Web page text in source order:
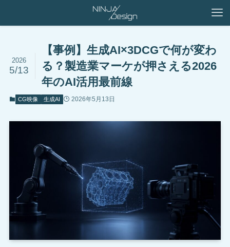
【事例】生成AI×3DCGで何が変わ
る？製造業マーケが押さえる2026
年のAI活用最前線
2026
5/13
CG映像 生成AI 2026年5月13日